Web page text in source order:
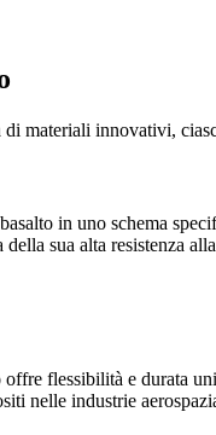
materiali innovativi,
in uno schema
sua alta resistenza
flessibilità e durata
nelle industrie